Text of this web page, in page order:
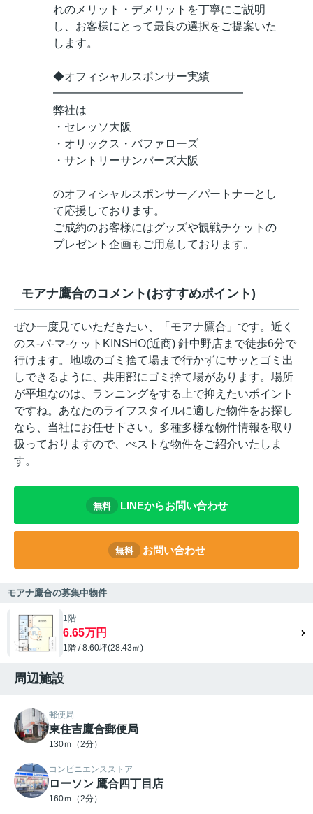
れのメリット・デメリットを丁寧にご説明
し、お客様にとって最良の選択をご提案いた
します。
◆オフィシャルスポンサー実績
━━━━━━━━━━━━━━━━━
弊社は
・セレッソ大阪
・オリックス・バファローズ
・サントリーサンバーズ大阪
のオフィシャルスポンサー／パートナーとし
て応援しております。
ご成約のお客様にはグッズや観戦チケットの
プレゼント企画もご用意しております。
モアナ鷹合のコメント(おすすめポイント)
ぜひ一度見ていただきたい、「モアナ鷹合」です。近く
のス-パ-マ-ケットKINSHO(近商) 針中野店まで徒歩6分で
行けます。地域のゴミ捨て場まで行かずにサッとゴミ出
しできるように、共用部にゴミ捨て場があります。場所
が平坦なのは、ランニングをする上で抑えたいポイント
ですね。あなたのライフスタイルに適した物件をお探し
なら、当社にお任せ下さい。多種多様な物件情報を取り
扱っておりますので、べストな物件をご紹介いたしま
す。
無料 LINEからお問い合わせ
無料 お問い合わせ
モアナ鷹合の募集中物件
1階
6.65万円
1階 / 8.60坪(28.43㎡)
周辺施設
郵便局
東住吉鷹合郵便局
130ｍ（2分）
コンビニエンスストア
ローソン 鷹合四丁目店
160ｍ（2分）